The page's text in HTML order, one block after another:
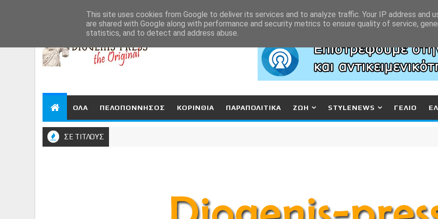
ΟΛΑ ΠΕΛΟΠΟΝΝΗΣΟΣ ΚΟΡΙΝΘΙΑ ΠΑΡΑΠΟΛΙΤΙΚΑ ΖΩΗ STYLENEWS ΓΕΛΙΟ
ΣΕ ΤΙΤΛΟΥΣ
This site uses cookies from Google to deliver its services and to analyze traffic. Your IP address and
are shared with Google along with performance and security metrics to ensure quality of service,
statistics, and to detect and address abuse.